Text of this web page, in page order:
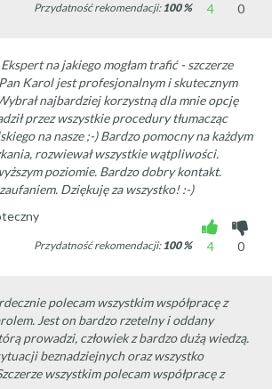
4
0
Przydatność rekomendacji:100%
na jakiego mogłam trafić - szczerze
Karol jest profesjonalnym i skutecznym
najbardziej korzystną dla mnie opcję
przez wszystkie procedury tłumacząc
na nasze ;-) Bardzo pomocny na każdym
rozwiewał wszystkie wątpliwości.
poziomie. Bardzo dobry kontakt.
Dziękuję za wszystko! :-)
4
0
Przydatność rekomendacji:100%
polecam wszystkim współpracę z
Jest on bardzo rzetelny i oddany
prowadzi, człowiek z bardzo dużą wiedzą.
beznadziejnych oraz wszystko
wszystkim polecam współpracę z